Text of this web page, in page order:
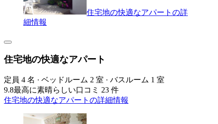
住宅地の快適なアパートの詳
細情報
住宅地の快適なアパート
定員 4 名 · ベッドルーム 2 室 · バスルーム 1 室
9.8最高に素晴らしい口コミ 23 件
住宅地の快適なアパートの詳細情報